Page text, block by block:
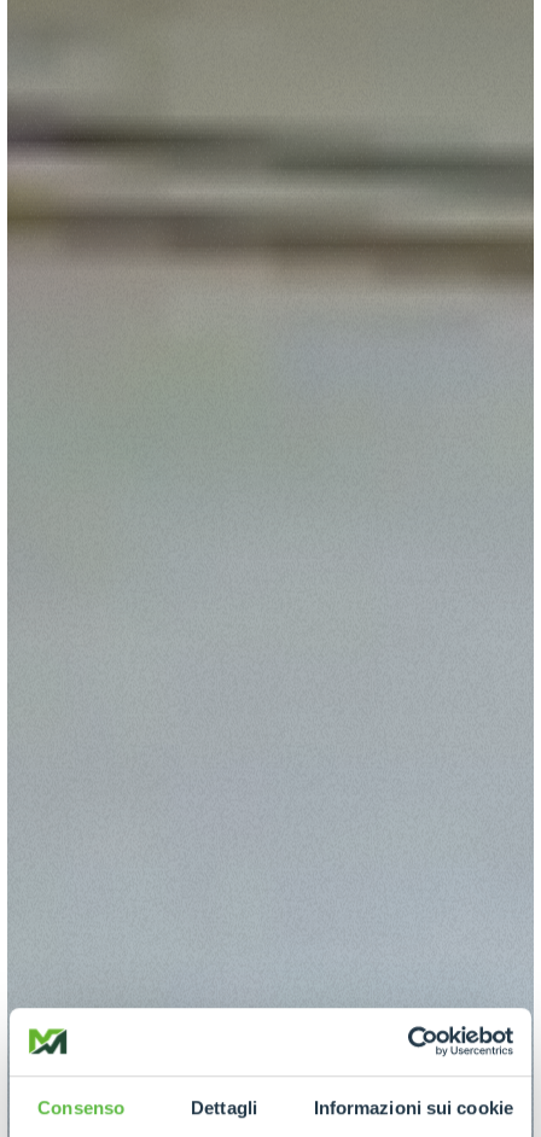
Consenso Dettagli Informazioni sui cookie